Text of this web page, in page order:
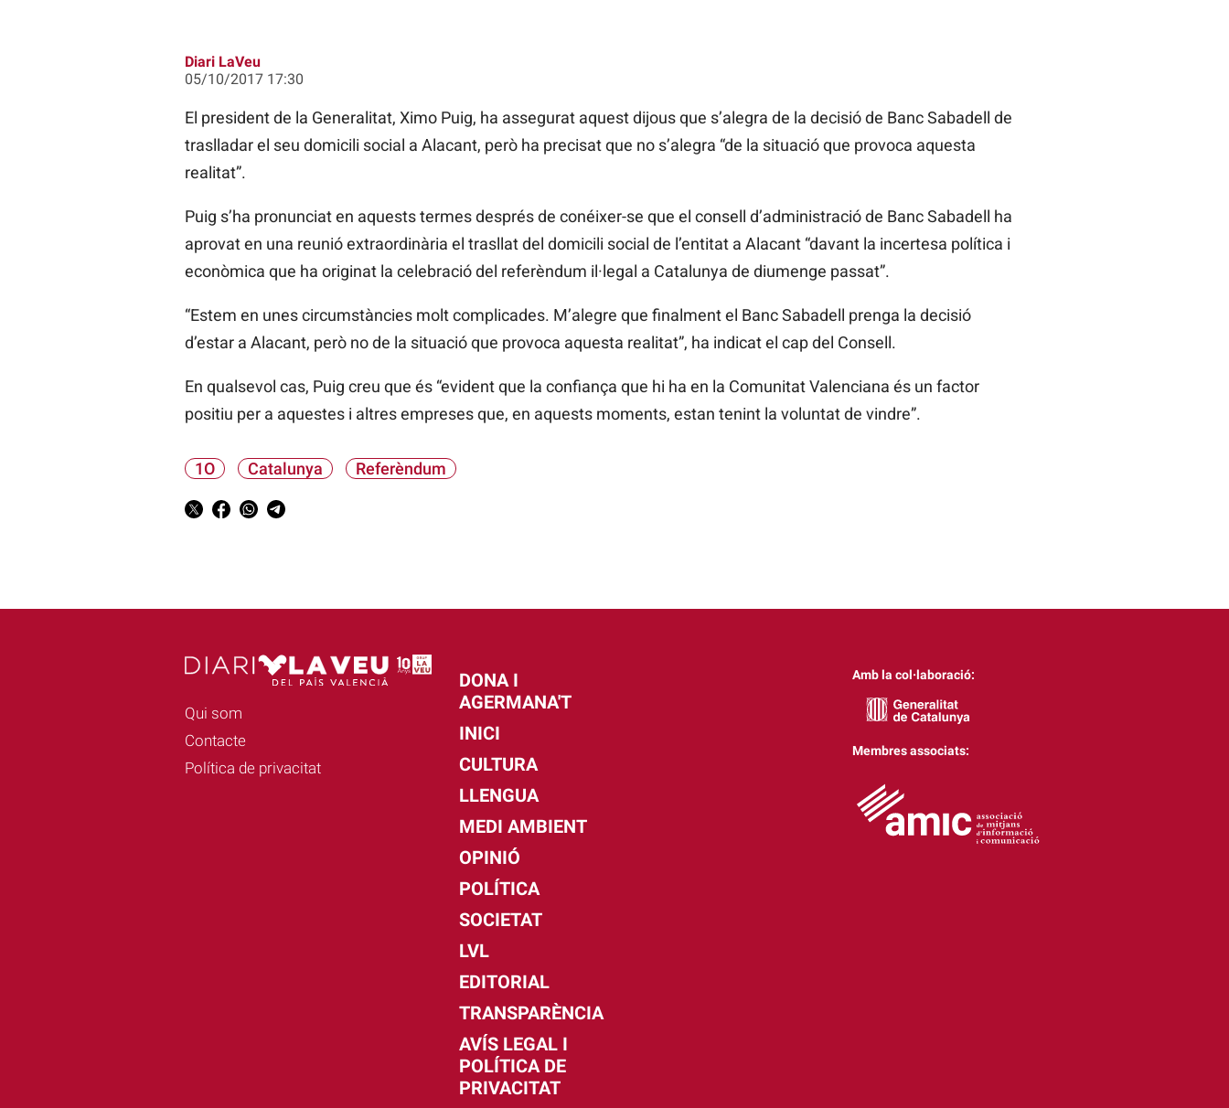
Diari LaVeu
05/10/2017 17:30
El president de la Generalitat, Ximo Puig, ha assegurat aquest dijous que s’alegra de la decisió de Banc Sabadell de
traslladar el seu domicili social a Alacant, però ha precisat que no s’alegra “de la situació que provoca aquesta
realitat”.
Puig s’ha pronunciat en aquests termes després de conéixer-se que el consell d’administració de Banc Sabadell ha
aprovat en una reunió extraordinària el trasllat del domicili social de l’entitat a Alacant “davant la incertesa política i
econòmica que ha originat la celebració del referèndum il·legal a Catalunya de diumenge passat”.
“Estem en unes circumstàncies molt complicades. M’alegre que finalment el Banc Sabadell prenga la decisió
d’estar a Alacant, però no de la situació que provoca aquesta realitat”, ha indicat el cap del Consell.
En qualsevol cas, Puig creu que és “evident que la confiança que hi ha en la Comunitat Valenciana és un factor
positiu per a aquestes i altres empreses que, en aquests moments, estan tenint la voluntat de vindre”.
1O Catalunya Referèndum
Qui som
Contacte
Política de privacitat
DONA I
AGERMANA'T
INICI
CULTURA
LLENGUA
MEDI AMBIENT
OPINIÓ
POLÍTICA
SOCIETAT
LVL
EDITORIAL
TRANSPARÈNCIA
AVÍS LEGAL I
POLÍTICA DE
PRIVACITAT
Amb la col·laboració:
Membres associats: